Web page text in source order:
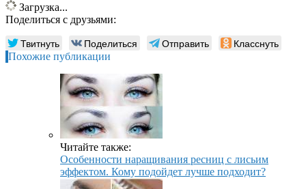
Загрузка...
Поделиться с друзьями:
Твитнуть Поделиться Отправить Класснуть
Похожие публикации
Читайте также:
Особенности наращивания ресниц с лисьим
эффектом. Кому подойдет лучше подходит?